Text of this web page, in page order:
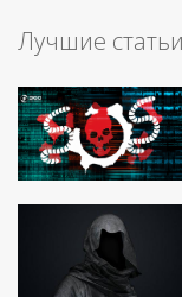
Лучшие статьи